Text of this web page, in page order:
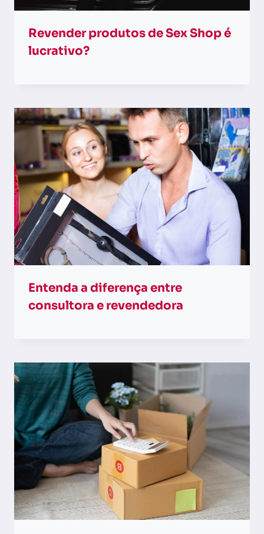
Revender produtos de Sex Shop é
lucrativo?
Entenda a diferença entre
consultora e revendedora